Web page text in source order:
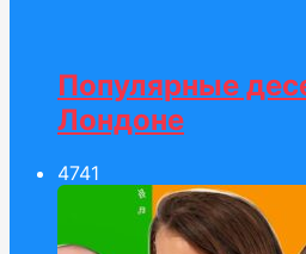
Популярные
Лондоне
4741